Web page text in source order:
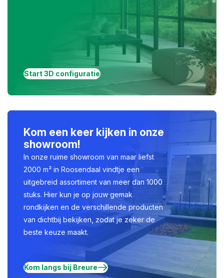
Start 3D configuratie
Kom een keer kijken in onze
showroom!
In onze ruime showroom van maar liefst
2000 m² in Roosendaal vindtje een
uitgebreid assortiment van meer dan 1000
stuks. Hier kun je op jouw gemak
rondkijken en de verschillende producten
van dichtbij bekijken, zodat je zeker de
beste keuze maakt.
Kom langs bij Breure